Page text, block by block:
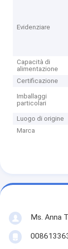
Evidenziare
Capacità di
alimentazione
Certificazione
Imballaggi
particolari
Luogo di origine
Marca
Ms. Anna